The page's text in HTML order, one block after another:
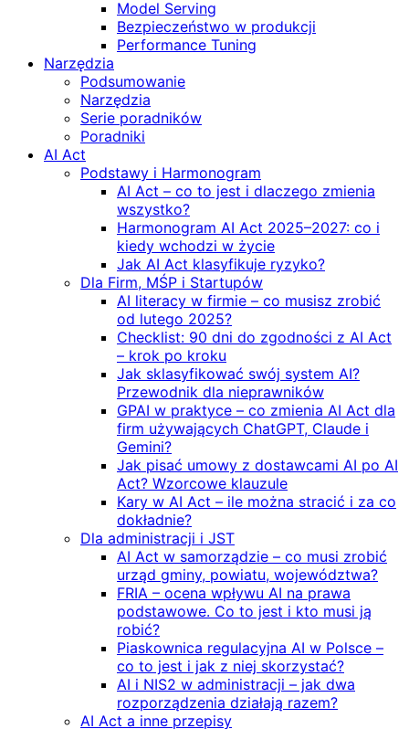
Model Serving
Bezpieczeństwo w produkcji
Performance Tuning
Narzędzia
Podsumowanie
Narzędzia
Serie poradników
Poradniki
AI Act
Podstawy i Harmonogram
AI Act – co to jest i dlaczego zmienia
wszystko?
Harmonogram AI Act 2025–2027: co i
kiedy wchodzi w życie
Jak AI Act klasyfikuje ryzyko?
Dla Firm, MŚP i Startupów
AI literacy w firmie – co musisz zrobić
od lutego 2025?
Checklist: 90 dni do zgodności z AI Act
– krok po kroku
Jak sklasyfikować swój system AI?
Przewodnik dla nieprawników
GPAI w praktyce – co zmienia AI Act dla
firm używających ChatGPT, Claude i
Gemini?
Jak pisać umowy z dostawcami AI po AI
Act? Wzorcowe klauzule
Kary w AI Act – ile można stracić i za co
dokładnie?
Dla administracji i JST
AI Act w samorządzie – co musi zrobić
urząd gminy, powiatu, województwa?
FRIA – ocena wpływu AI na prawa
podstawowe. Co to jest i kto musi ją
robić?
Piaskownica regulacyjna AI w Polsce –
co to jest i jak z niej skorzystać?
AI i NIS2 w administracji – jak dwa
rozporządzenia działają razem?
AI Act a inne przepisy